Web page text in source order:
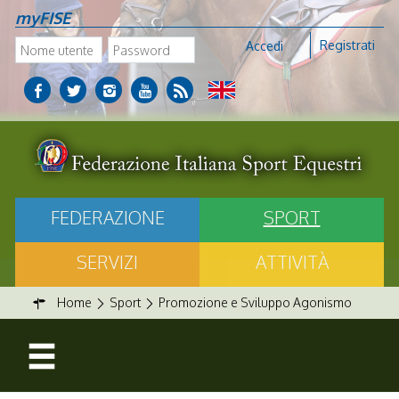
myFISE
Accedi Registrati
FEDERAZIONE
SPORT
SERVIZI
ATTIVITÀ
Home Sport Promozione e Sviluppo Agonismo